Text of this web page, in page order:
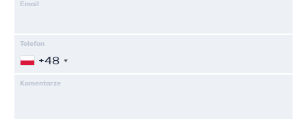
Email
Telefon
+48
Komentarze